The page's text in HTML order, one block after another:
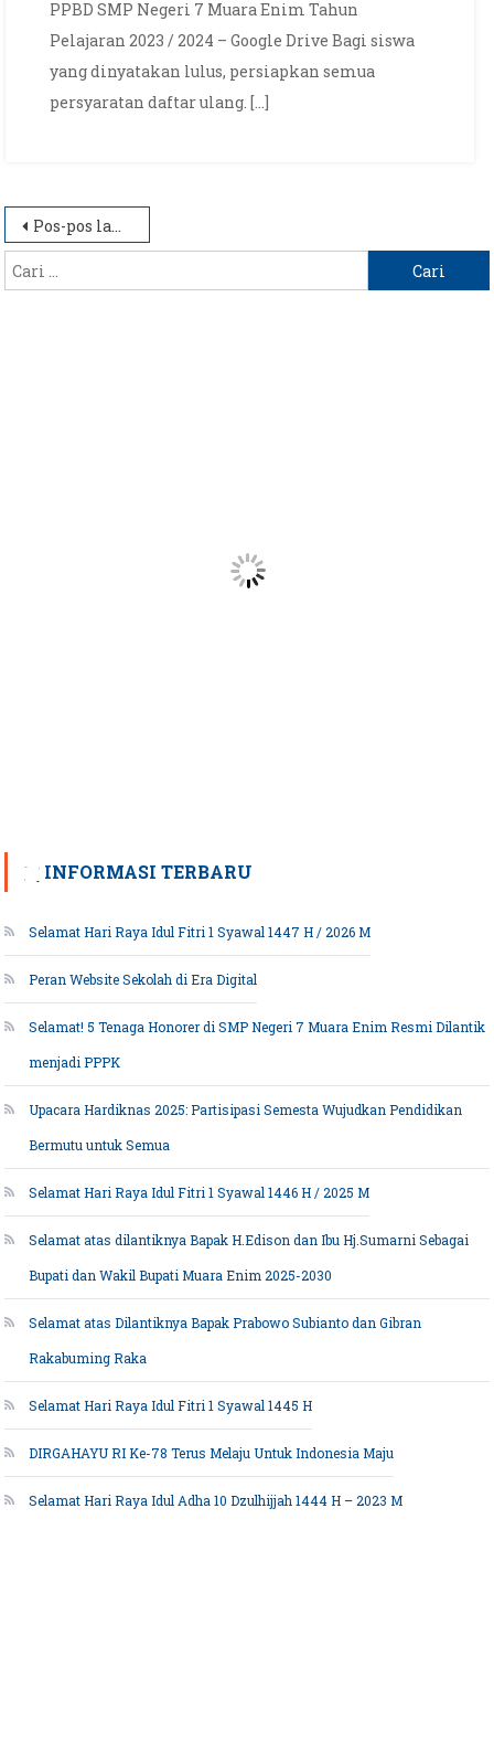
ENIM
PPBD SMP Negeri 7 Muara Enim Tahun
Pelajaran 2023 / 2024 – Google Drive Bagi siswa
yang dinyatakan lulus, persiapkan semua
persyaratan daftar ulang. […]
Navigasi
pos
Pos-pos lama
untuk:
INFORMASI TERBARU
Selamat Hari Raya Idul Fitri 1 Syawal 1447 H / 2026 M
Peran Website Sekolah di Era Digital
Selamat! 5 Tenaga Honorer di SMP Negeri 7 Muara Enim Resmi Dilantik
menjadi PPPK
Upacara Hardiknas 2025: Partisipasi Semesta Wujudkan Pendidikan
Bermutu untuk Semua
Selamat Hari Raya Idul Fitri 1 Syawal 1446 H / 2025 M
Selamat atas dilantiknya Bapak H.Edison dan Ibu Hj.Sumarni Sebagai
Bupati dan Wakil Bupati Muara Enim 2025-2030
Selamat atas Dilantiknya Bapak Prabowo Subianto dan Gibran
Rakabuming Raka
Selamat Hari Raya Idul Fitri 1 Syawal 1445 H
DIRGAHAYU RI Ke-78 Terus Melaju Untuk Indonesia Maju
Selamat Hari Raya Idul Adha 10 Dzulhijjah 1444 H – 2023 M